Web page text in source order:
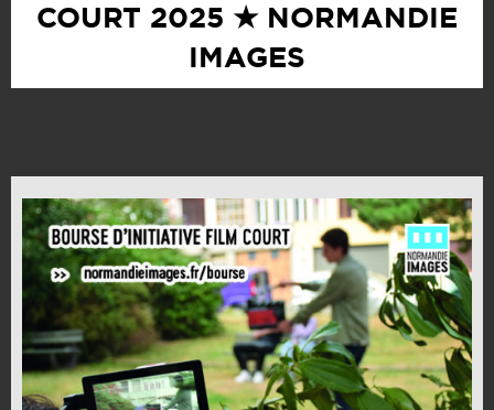
COURT 2025 ★ NORMANDIE
IMAGES